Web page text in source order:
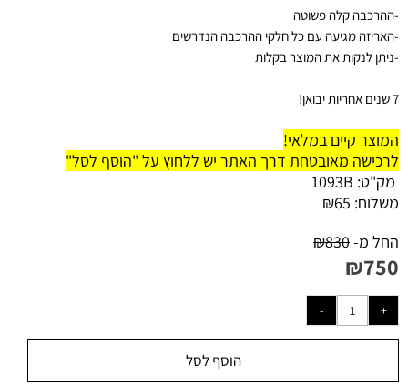
-ההרכבה קלה פשוטה
-האריזה מגיעה עם כל חלקי ההרכבה הנדרשים
-ניתן לנקות את המוצר בקלות
7 שנים אחריות יבואן!
המוצר קיים במלאי!
לרכישה מאובטחת דרך האתר יש ללחוץ על "הוסף לסל"
מק"ט: 1093B
משלוח:
₪65
החל מ-
₪830
₪750
הוסף לסל